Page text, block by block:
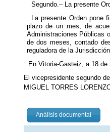
Segundo.– La presente
La presente Orden pone
plazo de un mes, de
Administraciones Públicas
de dos meses, contado
reguladora de la
En Vitoria-Gasteiz, a 18 de
El vicepresidente segundo
MIGUEL TORRES
Análisis documental